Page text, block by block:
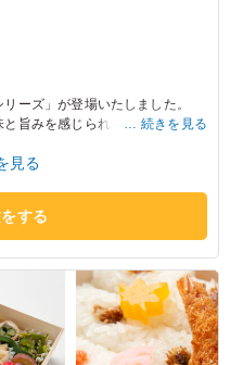
ーズ」が登場いたしました。
旨みを感じられる京風とり照焼
にお楽しみいただける、贅沢な
和したしぐれ煮と、優しい味わ
おばんざいならではの上品な味
り豊かで満足感のある内容に仕
ながらも、おばんざいとの相性が
ただけます。
自慢の味わいをご賞味ください。
続きを見る
見る
する